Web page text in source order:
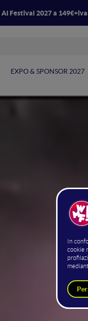
AI Festival 2027 a
EXPO & SPONSOR 2027